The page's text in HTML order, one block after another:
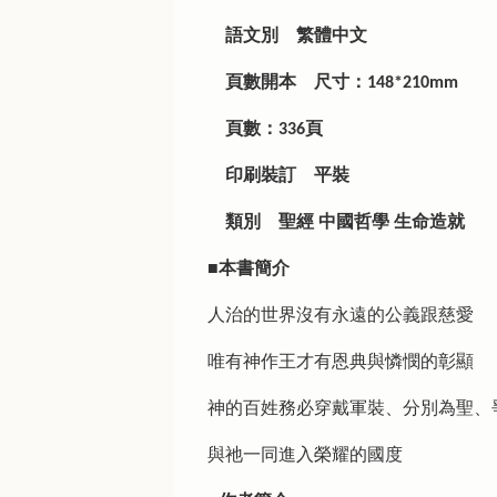
語文別 繁體中文
頁數開本 尺寸：148*210mm
頁數：336頁
印刷裝訂 平裝
類別 聖經 中國哲學 生命造就
■本書簡介
人治的世界沒有永遠的公義跟慈愛
唯有神作王才有恩典與憐憫的彰顯
神的百姓務必穿戴軍裝、分別為聖、
與祂一同進入榮耀的國度